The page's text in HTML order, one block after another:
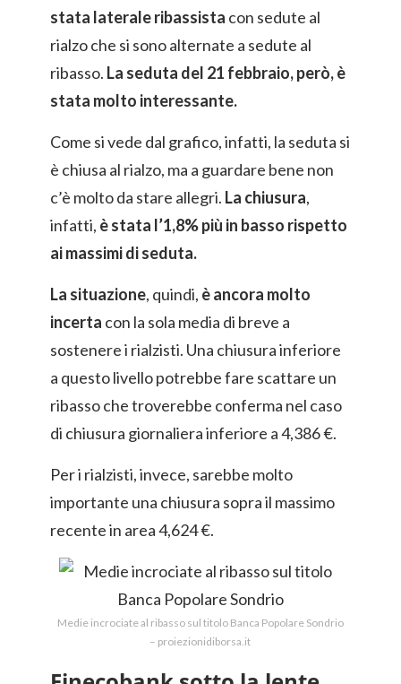
stata laterale ribassista con sedute al
rialzo che si sono alternate a sedute al
ribasso. La seduta del 21 febbraio, però, è
stata molto interessante.
Come si vede dal grafico, infatti, la seduta si
è chiusa al rialzo, ma a guardare bene non
c’è molto da stare allegri. La chiusura,
infatti, è stata l’1,8% più in basso rispetto
ai massimi di seduta.
La situazione, quindi, è ancora molto
incerta con la sola media di breve a
sostenere i rialzisti. Una chiusura inferiore
a questo livello potrebbe fare scattare un
ribasso che troverebbe conferma nel caso
di chiusura giornaliera inferiore a 4,386 €.
Per i rialzisti, invece, sarebbe molto
importante una chiusura sopra il massimo
recente in area 4,624 €.
Medie incrociate al ribasso sul titolo Banca Popolare Sondrio
– proiezionidiborsa.it